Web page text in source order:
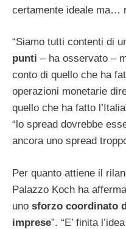
certamente ideale ma…
“Siamo tutti contenti di
punti – ha osservato –
conto di quello che ha
operazioni monetarie
quello che ha fatto
“lo spread dovrebbe
ancora uno spread
Per quanto attiene il
Palazzo Koch ha
uno sforzo coordinato
imprese”. “E’ finita